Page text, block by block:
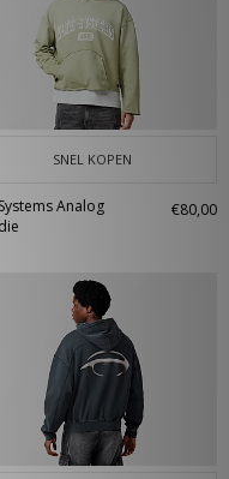
SNEL KOPEN
Analog
€80,00